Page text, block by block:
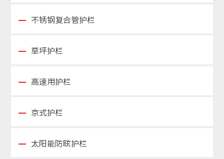
不锈钢复合管护栏
草坪护栏
高速用护栏
京式护栏
太阳能防眩护栏